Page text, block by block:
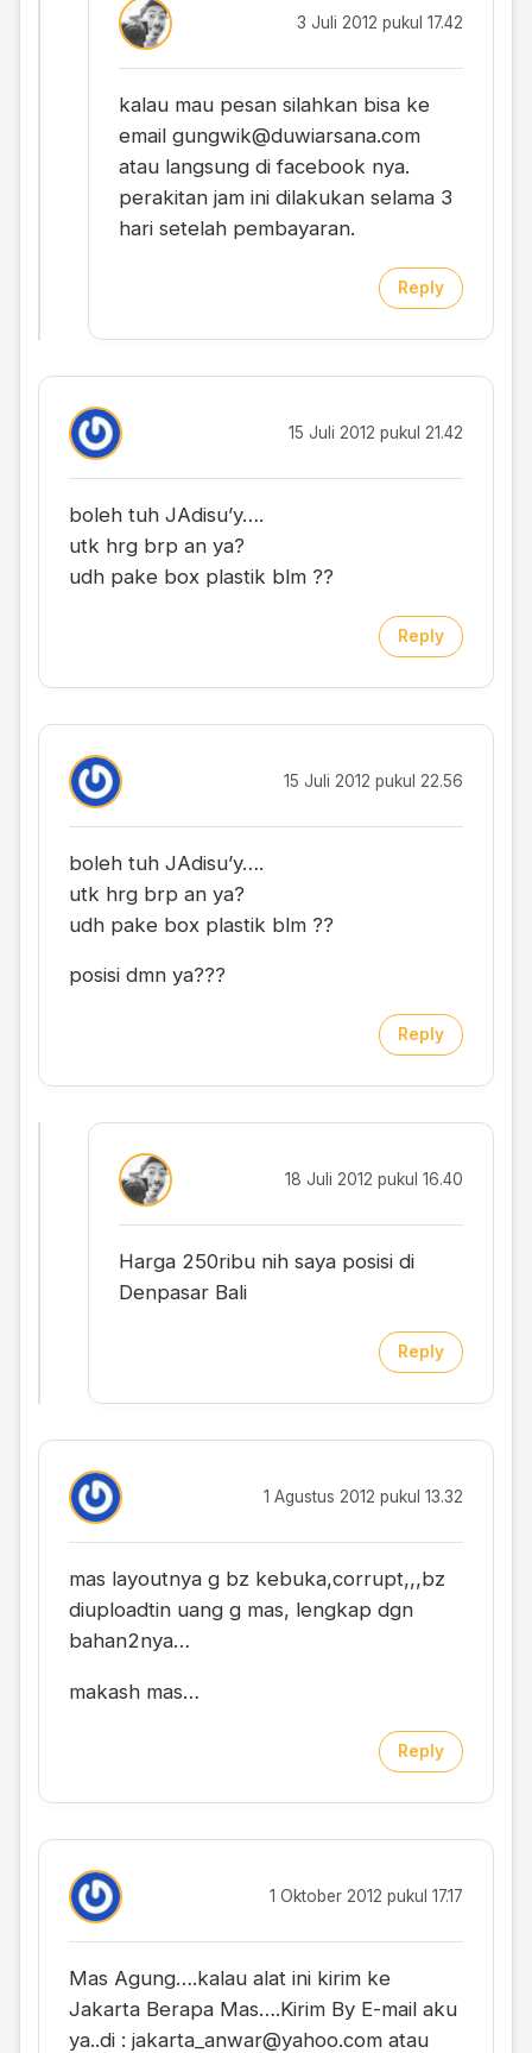
3 Juli 2012 pukul 17.42
kalau mau pesan silahkan bisa ke
email gungwik@duwiarsana.com
atau langsung di facebook nya.
perakitan jam ini dilakukan selama 3
hari setelah pembayaran.
Reply
15 Juli 2012 pukul 21.42
boleh tuh JAdisu’y….
utk hrg brp an ya?
udh pake box plastik blm ??
Reply
15 Juli 2012 pukul 22.56
boleh tuh JAdisu’y….
utk hrg brp an ya?
udh pake box plastik blm ??
posisi dmn ya???
Reply
18 Juli 2012 pukul 16.40
Harga 250ribu nih saya posisi di
Denpasar Bali
Reply
1 Agustus 2012 pukul 13.32
mas layoutnya g bz kebuka,corrupt,,,bz
diuploadtin uang g mas, lengkap dgn
bahan2nya…
makash mas…
Reply
1 Oktober 2012 pukul 17.17
Mas Agung….kalau alat ini kirim ke
Jakarta Berapa Mas….Kirim By E-mail aku
ya..di : jakarta_anwar@yahoo.com atau